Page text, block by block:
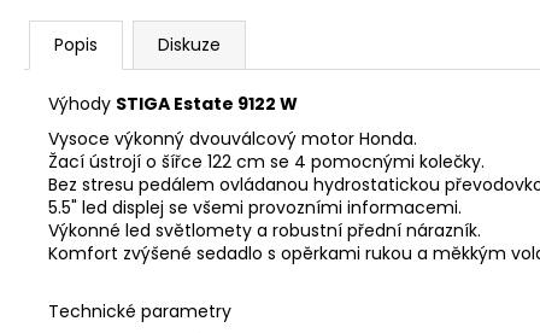
Popis Diskuze
Výhody STIGA Estate 9122 W
Vysoce výkonný dvouválcový motor Honda.
Žací ústrojí o šířce 122 cm se 4 pomocnými kolečky.
Bez stresu pedálem ovládanou hydrostatickou
5.5" led displej se všemi provozními informacemi.
Výkonné led světlomety a robustní přední nárazník.
Komfort zvýšené sedadlo s opěrkami rukou a měkkým
Technické parametry